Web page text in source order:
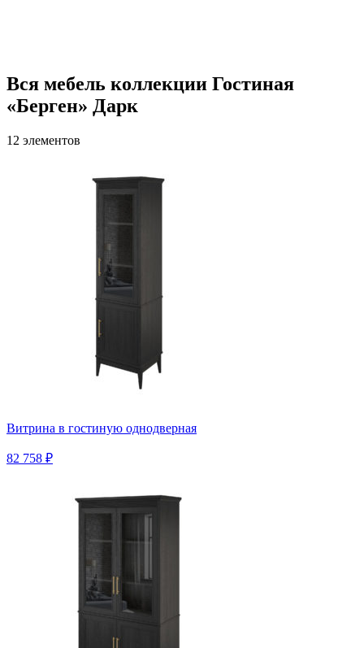
Вся мебель коллекции Гостиная
«Берген» Дарк
12 элементов
Витрина в гостиную однодверная
82 758 ₽